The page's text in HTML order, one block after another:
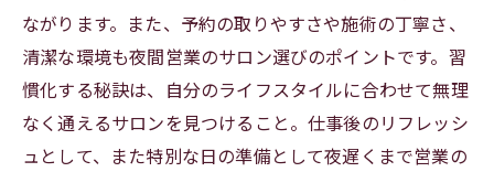
ながります。また、予約の取りやすさや施術の丁寧さ、
清潔な環境も夜間営業のサロン選びのポイントです。習
慣化する秘訣は、自分のライフスタイルに合わせて無理
なく通えるサロンを見つけること。仕事後のリフレッシ
ュとして、また特別な日の準備として夜遅くまで営業の